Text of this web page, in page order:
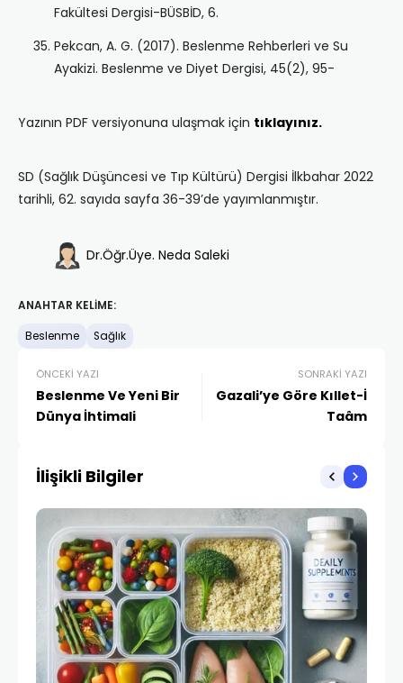
Fakültesi Dergisi-BÜSBİD, 6.
Pekcan, A. G. (2017). Beslenme Rehberleri ve Su
Ayakizi. Beslenme ve Diyet Dergisi, 45(2), 95-
Yazının PDF versiyonuna ulaşmak için tıklayınız.
SD (Sağlık Düşüncesi ve Tıp Kültürü) Dergisi İlkbahar 2022
tarihli, 62. sayıda sayfa 36-39’de yayımlanmıştır.
Dr.Öğr.Üye. Neda Saleki
ANAHTAR KELIME:
Beslenme Sağlık
ÖNCEKI YAZI
Beslenme Ve Yeni Bir
Dünya İhtimali
SONRAKI YAZI
Gazali’ye Göre Kıllet-İ
Taâm
İlişikli Bilgiler